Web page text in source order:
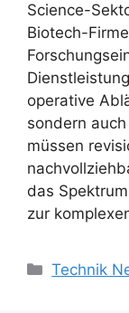
Science-
Biotech-
operative
sondern
müssen
das
zur
Kategorien
Technik